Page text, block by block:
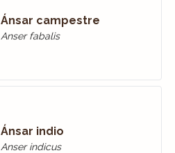
Ánsar campestre
Anser fabalis
Ánsar indio
Anser indicus